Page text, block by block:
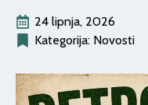
24 lipnja, 2026
Kategorija: Novosti